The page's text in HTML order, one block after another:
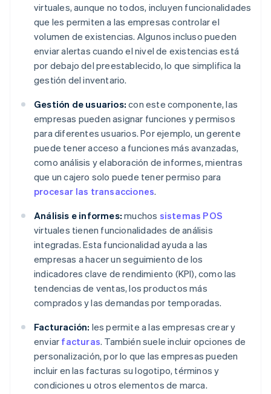
virtuales, aunque no todos, incluyen funcionalidades
que les permiten a las empresas controlar el
volumen de existencias. Algunos incluso pueden
enviar alertas cuando el nivel de existencias está
por debajo del preestablecido, lo que simplifica la
gestión del inventario.
Gestión de usuarios: con este componente, las
empresas pueden asignar funciones y permisos
para diferentes usuarios. Por ejemplo, un gerente
puede tener acceso a funciones más avanzadas,
como análisis y elaboración de informes, mientras
que un cajero solo puede tener permiso para
procesar las transacciones.
Análisis e informes: muchos sistemas POS
virtuales tienen funcionalidades de análisis
integradas. Esta funcionalidad ayuda a las
empresas a hacer un seguimiento de los
indicadores clave de rendimiento (KPI), como las
tendencias de ventas, los productos más
comprados y las demandas por temporadas.
Facturación: les permite a las empresas crear y
enviar facturas. También suele incluir opciones de
personalización, por lo que las empresas pueden
incluir en las facturas su logotipo, términos y
condiciones u otros elementos de marca.